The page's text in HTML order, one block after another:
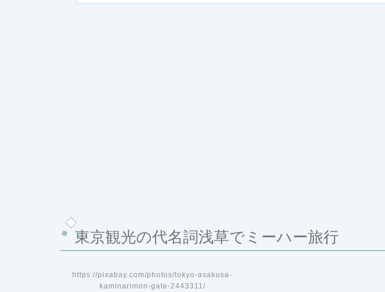
東京観光の代名詞浅草でミーハー旅行
https://pixabay.com/photos/tokyo-asakusa-
kaminarimon-gate-2443311/